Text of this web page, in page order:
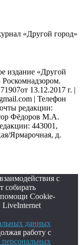
«Другой город»
издание «Другой
Роскомнадзором.
13.12.2017 г. |
| Телефон
редакции:
Фёдоров М.А.
443001,
Ярмарочная, д.
с
собирать
помощи Cookie-
LiveInternet
данных
работу с
персональных